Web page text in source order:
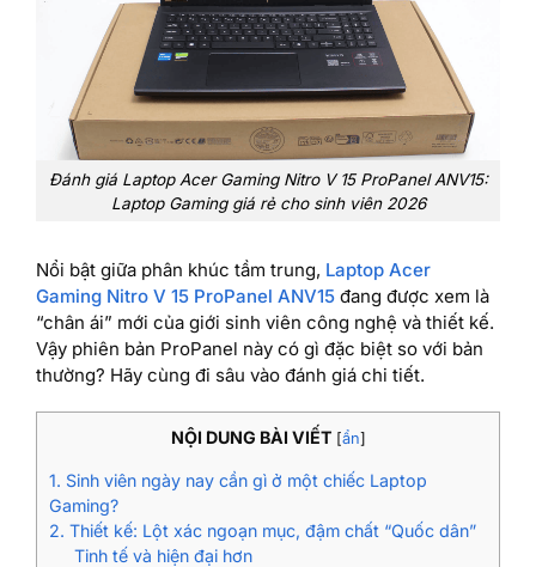
Đánh giá Laptop Acer Gaming Nitro V 15 ProPanel ANV15:
Laptop Gaming giá rẻ cho sinh viên 2026
Nổi bật giữa phân khúc tầm trung, Laptop Acer
Gaming Nitro V 15 ProPanel ANV15 đang được xem là
“chân ái” mới của giới sinh viên công nghệ và thiết kế.
Vậy phiên bản ProPanel này có gì đặc biệt so với bản
thường? Hãy cùng đi sâu vào đánh giá chi tiết.
NỘI DUNG BÀI VIẾT [ẩn]
1. Sinh viên ngày nay cần gì ở một chiếc Laptop
Gaming?
2. Thiết kế: Lột xác ngoạn mục, đậm chất “Quốc dân”
Tinh tế và hiện đại hơn